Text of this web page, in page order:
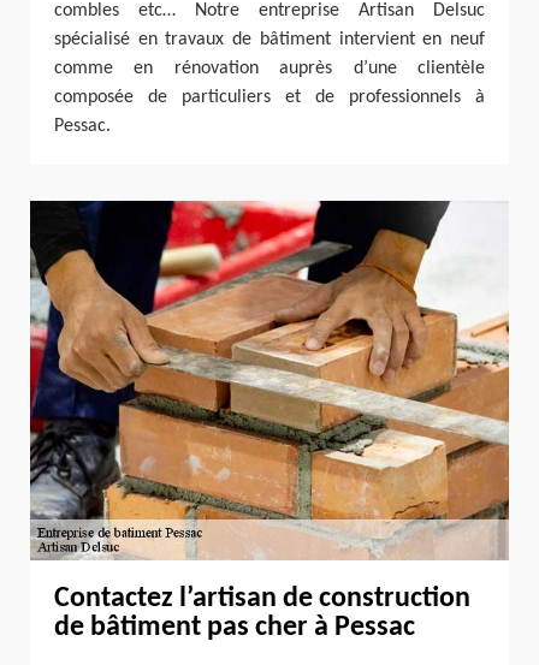
combles etc… Notre entreprise Artisan Delsuc
spécialisé en travaux de bâtiment intervient en neuf
comme en rénovation auprès d’une clientèle
composée de particuliers et de professionnels à
Pessac.
Contactez l’artisan de construction
de bâtiment pas cher à Pessac